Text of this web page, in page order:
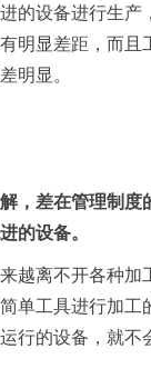
的设备进行生产
明显差距，而且
明显。
，差在管理制度
的设备。
越离不开各种加
单工具进行加工
行的设备，就不